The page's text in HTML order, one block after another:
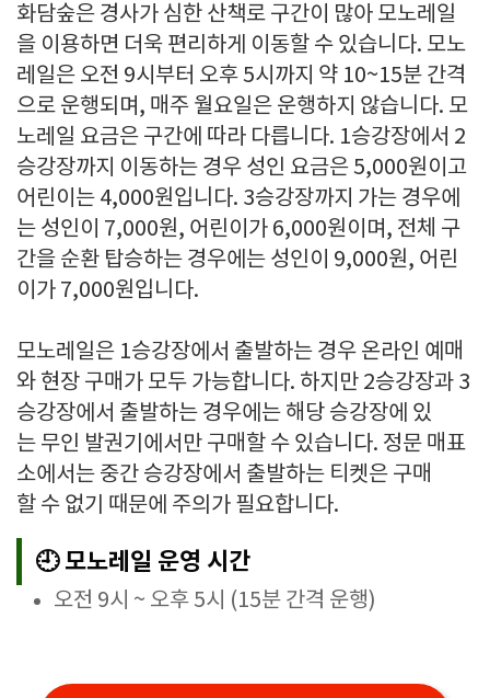
화담숲은 경사가 심한 산책로 구간이 많아 모노레일
을 이용하면 더욱 편리하게 이동할 수 있습니다. 모노
레일은 오전 9시부터 오후 5시까지 약 10~15분 간격
으로 운행되며, 매주 월요일은 운행하지 않습니다. 모
노레일 요금은 구간에 따라 다릅니다. 1승강장에서 2
승강장까지 이동하는 경우 성인 요금은 5,000원이고
어린이는 4,000원입니다. 3승강장까지 가는 경우에
는 성인이 7,000원, 어린이가 6,000원이며, 전체 구
간을 순환 탑승하는 경우에는 성인이 9,000원, 어린
이가 7,000원입니다.
모노레일은 1승강장에서 출발하는 경우 온라인 예매
와 현장 구매가 모두 가능합니다. 하지만 2승강장과 3
승강장에서 출발하는 경우에는 해당 승강장에 있
는 무인 발권기에서만 구매할 수 있습니다. 정문 매표
소에서는 중간 승강장에서 출발하는 티켓은 구매
할 수 없기 때문에 주의가 필요합니다.
🕘 모노레일 운영 시간
오전 9시 ~ 오후 5시 (15분 간격 운행)